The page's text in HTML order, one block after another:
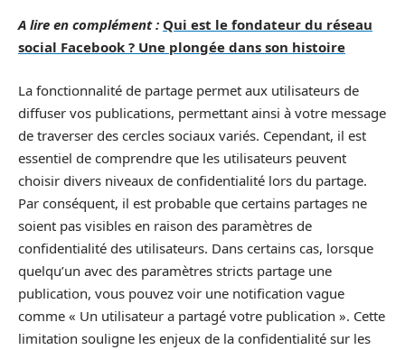
A lire en complément : Qui est le fondateur du réseau
social Facebook ? Une plongée dans son histoire
La fonctionnalité de partage permet aux utilisateurs de
diffuser vos publications, permettant ainsi à votre message
de traverser des cercles sociaux variés. Cependant, il est
essentiel de comprendre que les utilisateurs peuvent
choisir divers niveaux de confidentialité lors du partage.
Par conséquent, il est probable que certains partages ne
soient pas visibles en raison des paramètres de
confidentialité des utilisateurs. Dans certains cas, lorsque
quelqu’un avec des paramètres stricts partage une
publication, vous pouvez voir une notification vague
comme « Un utilisateur a partagé votre publication ». Cette
limitation souligne les enjeux de la confidentialité sur les